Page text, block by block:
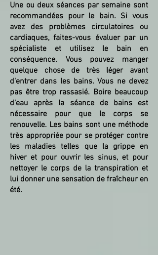
Une ou deux séances par semaine sont
recommandées pour le bain. Si vous
avez des problèmes circulatoires ou
cardiaques, faites-vous évaluer par un
spécialiste et utilisez le bain en
conséquence. Vous pouvez manger
quelque chose de très léger avant
d'entrer dans les bains. Vous ne devez
pas être trop rassasié. Boire beaucoup
d'eau après la séance de bains est
nécessaire pour que le corps se
renouvelle. Les bains sont une méthode
très appropriée pour se protéger contre
les maladies telles que la grippe en
hiver et pour ouvrir les sinus, et pour
nettoyer le corps de la transpiration et
lui donner une sensation de fraîcheur en
été.